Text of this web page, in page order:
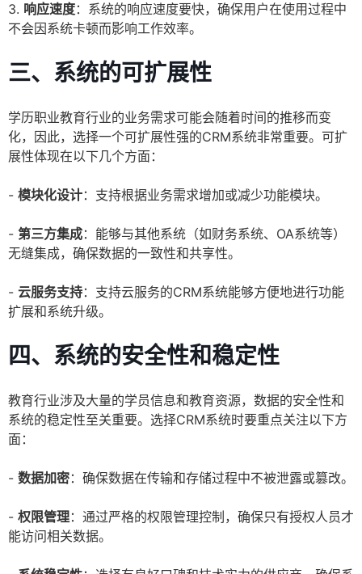
3. 响应速度：系统的响应速度要快，确保用户在使用过程中
不会因系统卡顿而影响工作效率。
三、系统的可扩展性
学历职业教育行业的业务需求可能会随着时间的推移而变
化，因此，选择一个可扩展性强的CRM系统非常重要。可扩
展性体现在以下几个方面：
- 模块化设计：支持根据业务需求增加或减少功能模块。
- 第三方集成：能够与其他系统（如财务系统、OA系统等）
无缝集成，确保数据的一致性和共享性。
- 云服务支持：支持云服务的CRM系统能够方便地进行功能
扩展和系统升级。
四、系统的安全性和稳定性
教育行业涉及大量的学员信息和教育资源，数据的安全性和
系统的稳定性至关重要。选择CRM系统时要重点关注以下方
面：
- 数据加密：确保数据在传输和存储过程中不被泄露或篡改。
- 权限管理：通过严格的权限管理控制，确保只有授权人员才
能访问相关数据。